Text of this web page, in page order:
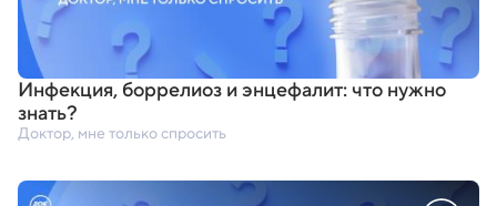
Инфекция,боррелиоз и энцефалит: что нужно
знать?
Доктор, мне только спросить